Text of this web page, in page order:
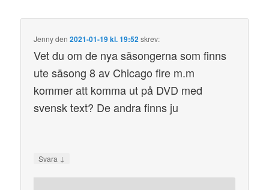
Jennyden2021-01-19 kl. 19:52skrev:
Vet du om de nya säsongerna som finns
ute säsong 8 av Chicago fire m.m
kommer att komma ut på DVD med
svensk text? De andra finns ju
Svara ↓